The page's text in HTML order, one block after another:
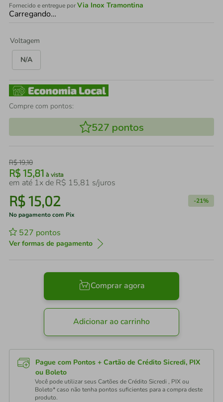
Fornecido e entregue porVia Inox Tramontina
Carregando…
Voltagem
N/A
Compre com pontos:
527 pontos
R$19,10
R$ 15,81 à vista
em até 1x de R$ 15,81 s/juros
R$15,02 -21%
No pagamento com Pix
527 pontos
Ver formas de pagamento
Comprar agora
Adicionar ao carrinho
Pague com Pontos + Cartão de Crédito Sicredi, PIX
ou Boleto
Você pode utilizar seus Cartões de Crédito Sicredi , PIX ou
Boleto* caso não tenha pontos suficientes para a compra deste
produto.